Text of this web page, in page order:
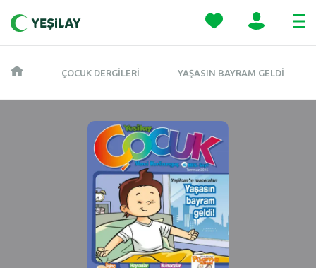
ÇOCUK DERGILERI YAŞASIN BAYRAM GELDI